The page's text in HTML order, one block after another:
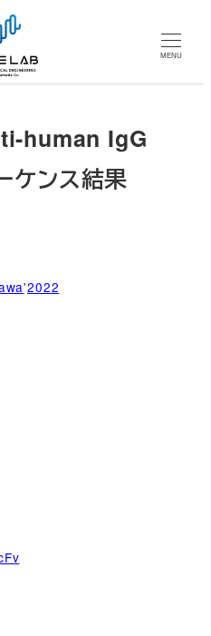
MENU
human IgG
ケンス結果
'2022